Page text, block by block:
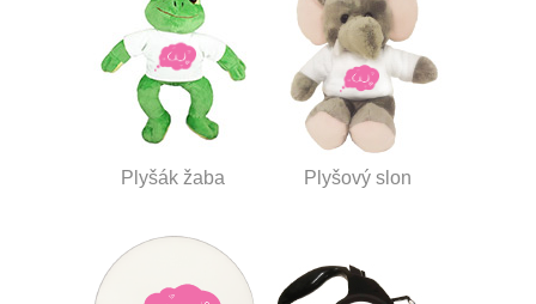
Plyšák žaba Plyšový slon